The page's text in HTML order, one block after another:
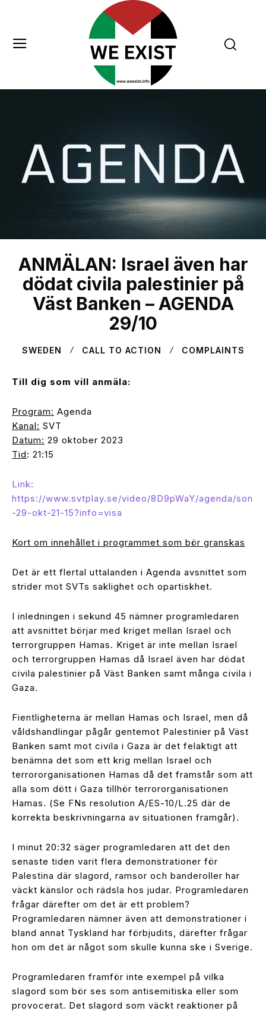
ANMÄLAN: Israel även har
dödat civila palestinier på
Väst Banken – AGENDA
29/10
SWEDEN CALL TO ACTION COMPLAINTS
Till dig som vill anmäla:
Program: Agenda
Kanal: SVT
Datum: 29 oktober 2023
Tid: 21:15
Link:
https://www.svtplay.se/video/8D9pWaY/agenda/son
-29-okt-21-15?info=visa
Kort om innehållet i programmet som bör granskas
Det är ett flertal uttalanden i Agenda avsnittet som
strider mot SVTs saklighet och opartiskhet.
I inledningen i sekund 45 nämner programledaren
att avsnittet börjar med kriget mellan Israel och
terrorgruppen Hamas. Kriget är inte mellan Israel
och terrorgruppen Hamas då Israel även har dödat
civila palestinier på Väst Banken samt många civila i
Gaza.
Fientligheterna är mellan Hamas och Israel, men då
våldshandlingar pågår gentemot Palestinier på Väst
Banken samt mot civila i Gaza är det felaktigt att
benämna det som ett krig mellan Israel och
terrororganisationen Hamas då det framstår som att
alla som dött i Gaza tillhör terrororganisationen
Hamas. (Se FNs resolution A/ES-10/L.25 där de
korrekta beskrivningarna av situationen framgår).
I minut 20:32 säger programledaren att det den
senaste tiden varit flera demonstrationer för
Palestina där slagord, ramsor och banderoller har
väckt känslor och rädsla hos judar. Programledaren
frågar därefter om det är ett problem?
Programledaren nämner även att demonstrationer i
bland annat Tyskland har förbjudits, därefter frågar
hon om det är något som skulle kunna ske i Sverige.
Programledaren framför inte exempel på vilka
slagord som bör ses som antisemitiska eller som
provocerat. Det slagord som väckt reaktioner på